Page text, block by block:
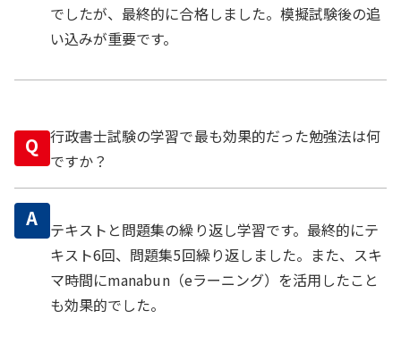
でしたが、最終的に合格しました。模擬試験後の追
い込みが重要です。
Q 行政書士試験の学習で最も効果的だった勉強法は何
ですか？
A
テキストと問題集の繰り返し学習です。最終的にテ
キスト6回、問題集5回繰り返しました。また、スキ
マ時間にmanabun（eラーニング）を活用したこと
も効果的でした。